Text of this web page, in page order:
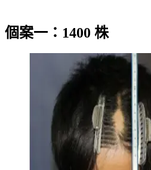
個案一：1400 株